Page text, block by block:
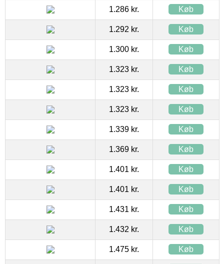
1.286 kr. Køb
1.292 kr. Køb
1.300 kr. Køb
1.323 kr. Køb
1.323 kr. Køb
1.323 kr. Køb
1.339 kr. Køb
1.369 kr. Køb
1.401 kr. Køb
1.401 kr. Køb
1.431 kr. Køb
1.432 kr. Køb
1.475 kr. Køb